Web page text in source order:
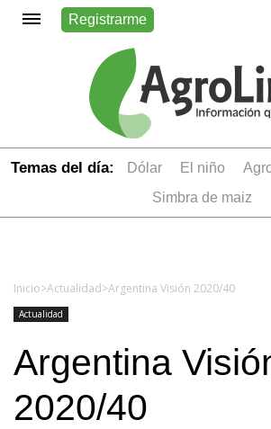
Registrarme
Temas del día: dólar el niño
simbra de maiz
Inicio>Actualidad>Argentina Visión 2020/40
Actualidad
Argentina
2020/40